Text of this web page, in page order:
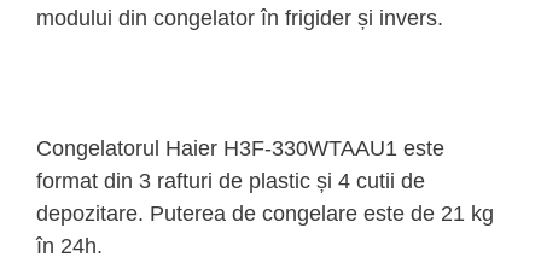
modului din congelator în frigider și invers.
Congelatorul Haier H3F-330WTAAU1 este
format din 3 rafturi de plastic și 4 cutii de
depozitare. Puterea de congelare este de 21 kg
în 24h.